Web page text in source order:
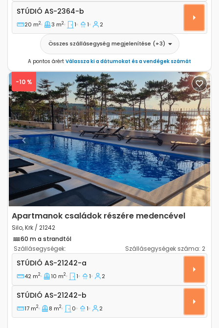
Stúdió AS-2364-b
STÚDIÓ AS-2364-b
20 m2 3 m2 1 1 2
Összes szállásegység megjelenítése (+3)
A pontos árért Válassza ki a dátumokat és a vendégek számát
Previous Next
-10 %
Apartmanok családok részére medencével
Silo, Krk / 21242
60 m a strandtól
Szállásegységek:
Szállásegységek száma: 2
Stúdió apartman Silo, Krk AS-21242-a
STÚDIÓ AS-21242-a
42 m2 10 m2 1 1 2
Stúdió AS-21242-b
STÚDIÓ AS-21242-b
17 m2 8 m2 0 1 2